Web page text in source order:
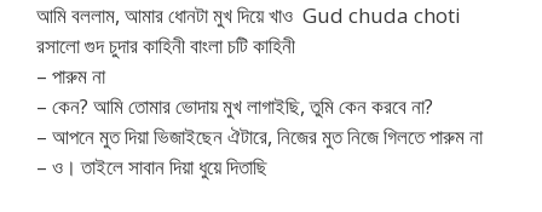
আমি বললাম, আমার ধোনটা মুখ দিয়ে খাও Gud chuda choti
রসালো গুদ চুদার কাহিনী বাংলা চটি কাহিনী
– পারুম না
– কেন? আমি তোমার ভোদায় মুখ লাগাইছি, তুমি কেন করবে না?
– আপনে মুত দিয়া ভিজাইছেন ঐটারে, নিজের মুত নিজে গিলতে পারুম না
– ও। তাইলে সাবান দিয়া ধুয়ে দিতাছি